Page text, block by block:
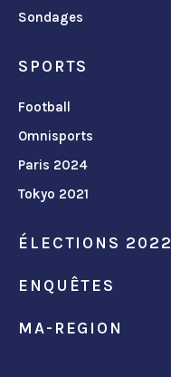
Sondages
SPORTS
Football
Omnisports
Paris 2024
Tokyo 2021
ÉLECTIONS 2022
ENQUÊTES
MA-REGION